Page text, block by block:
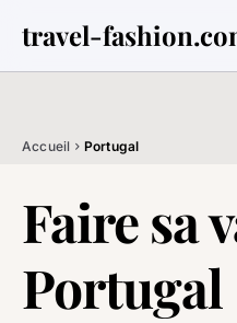
travel-
Accueil chevron_right Portugal
Faire sa
Portugal